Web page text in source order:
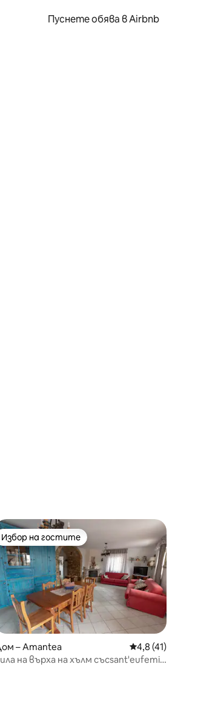
Пуснете обява в Airbnb
5 от 5, 3 отзива
Избор на гостите
Избор на гостите
– Amantea Средна оценка:
4,8 (41)
на върха на хълм съсsant'eufemia